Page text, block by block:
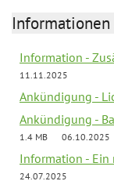
Information -
11.11.2025
Ankündigung -
Ankündigung -
1.4 MB
06.10.2025
Information - Ein
24.07.2025